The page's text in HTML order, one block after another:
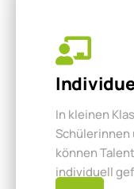
In kleinen
Schülerinnen
können
individuell